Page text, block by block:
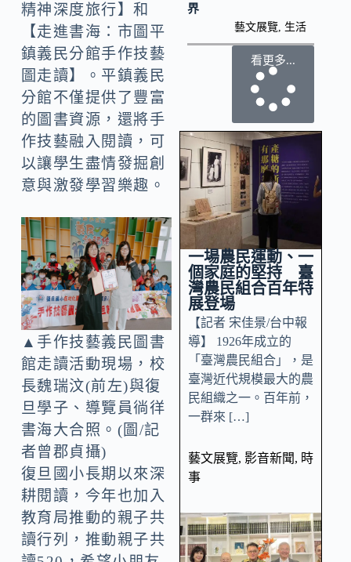
精神深度旅行】和
【走進書海：市圖平
鎮義民分館手作技藝
圖走讀】。平鎮義民
分館不僅提供了豐富
的圖書資源，還將手
作技藝融入閱讀，可
以讓學生盡情發掘創
意與激發學習樂趣。
▲手作技藝義民圖書
館走讀活動現場，校
長魏瑞汶(前左)與復
旦學子、導覽員徜徉
書海大合照。(圖/記
者曾郡貞攝)
復旦國小長期以來深
耕閱讀，今年也加入
教育局推動的親子共
讀行列，推動親子共
界
藝文展覽 生活
看更多...
一場農民運動、一
個家庭的堅持 臺
灣農民組合百年特
展登場
【記者 宋佳景/台中報
導】 1926年成立的
「臺灣農民組合」，是
臺灣近代規模最大的農
民組織之一。百年前，
一群來 […]
藝文展覽, 影音新聞, 時
事